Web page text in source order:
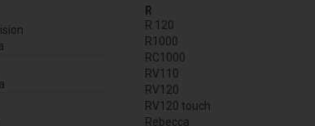
R
R 120
R1000
RC1000
RV110
RV120
RV120 touch
Rebecca